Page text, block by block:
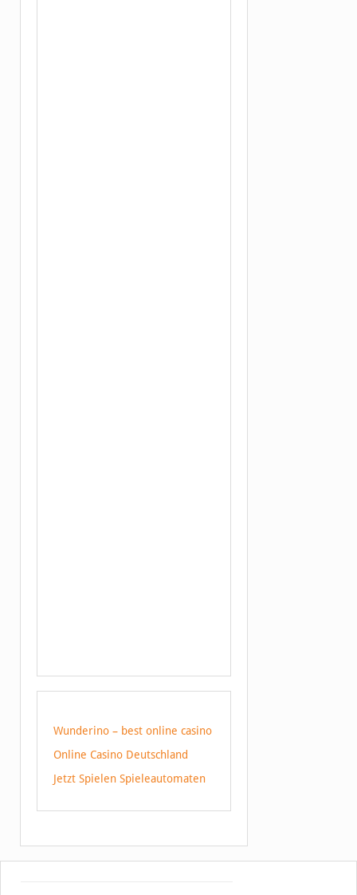
Wunderino – best online casino
Online Casino Deutschland
Jetzt Spielen Spieleautomaten